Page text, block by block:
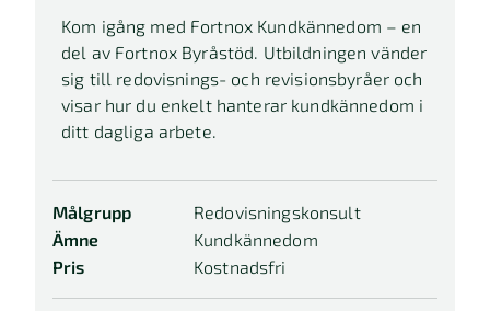
Kom igång med Fortnox Kundkännedom – en
del av Fortnox Byråstöd. Utbildningen vänder
sig till redovisnings- och revisionsbyråer och
visar hur du enkelt hanterar kundkännedom i
ditt dagliga arbete.
Målgrupp
Redovisningskonsult
Ämne
Kundkännedom
Pris
Kostnadsfri